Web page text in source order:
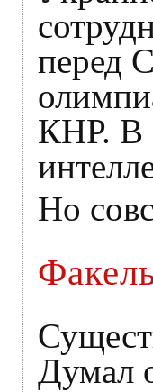
перед
КНР. В
Но
Думал